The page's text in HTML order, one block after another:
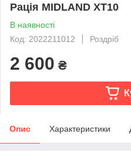
Рація MIDLAND XT10
В наявності
Код: 2022211012
Роздріб
2 600 ₴
Опис Характеристики